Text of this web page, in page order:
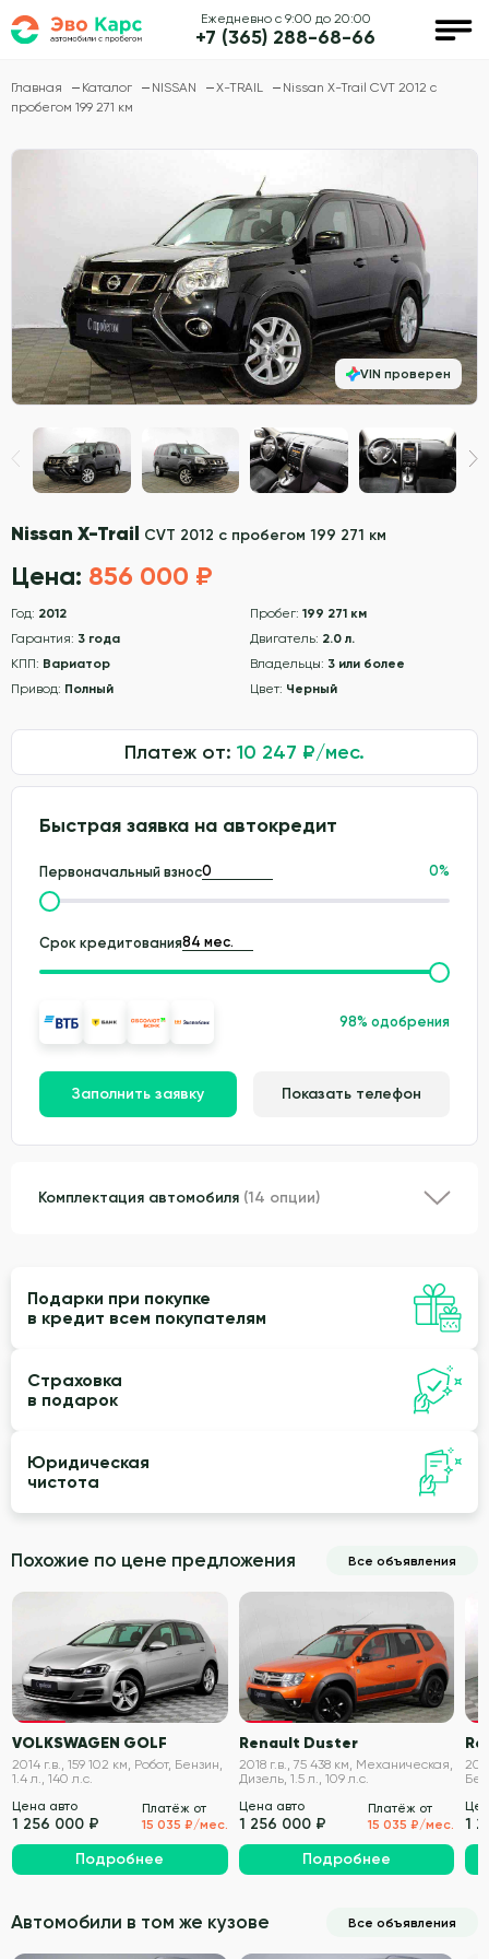
Ежедневно с 9:00 до 20:00
+7 (365) 288-68-66
Главная Каталог NISSAN X-TRAIL
Nissan X-Trail CVT 2012 с
пробегом 199 271 км
Nissan X-Trail CVT 2012 с пробегом 199 271 км
Цена: 856 000 ₽
Год: 2012 Пробег: 199 271 км
Гарантия: 3 года Двигатель: 2.0 л.
КПП: Вариатор Владельцы: 3 или более
Привод: Полный Цвет: Черный
Платеж от: 10 247 ₽/мес.
Быстрая заявка на автокредит
Первоначальный взнос 0%
Срок кредитования
98% одобрения
Заполнить заявку Показать телефон
VIN проверен
Комплектация автомобиля (14 опции)
Подарки при покупке
в кредит всем покупателям
Страховка
в подарок
Юридическая
чистота
Похожие по цене предложения Все объявления
VIN проверен
VOLKSWAGEN GOLF
2014 г.в., 159 102 км, Робот, Бензин,
1.4 л., 140 л.с.
Цена авто
1 256 000 ₽
Платёж от
15 035 ₽/мес.
Подробнее
VIN проверен
Renault Duster
2018 г.в., 75 438 км, Механическая,
Дизель, 1.5 л., 109 л.с.
Цена авто
1 256 000 ₽
Платёж от
15 035 ₽/мес.
Подробнее
1
Автомобили в том же кузове Все объявления